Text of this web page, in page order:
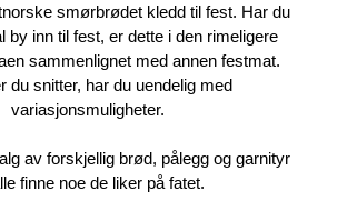
smørbrødet kledd til fest. Har du
by inn til fest, er dette i den rimeligere
sammenlignet med annen festmat.
du snitter, har du uendelig med
variasjonsmuligheter.
av forskjellig brød, pålegg og garnityr
finne noe de liker på fatet.